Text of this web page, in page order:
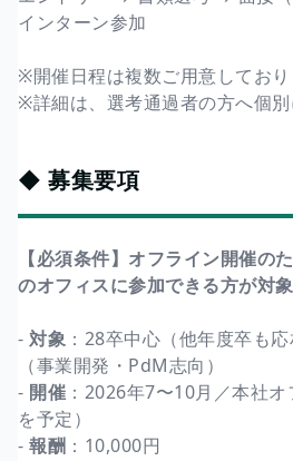
インターン参加
※開催日程は複数ご用意しており
※詳細は、選考通過者の方へ個別
◆ 募集要項
【必須条件】オフライン開催の
のオフィスに参加できる方が対象
- 対象 ：28卒中心（他年度卒も
（事業開発・PdM志向）
- 開催 ：2026年7〜10月／本社
を予定）
- 報酬 ：10,000円